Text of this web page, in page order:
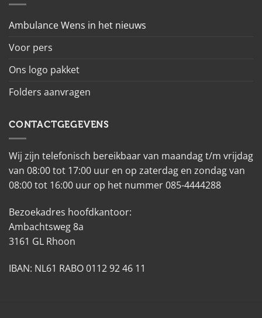
Ambulance Wens in het nieuws
Voor pers
Ons logo pakket
Folders aanvragen
CONTACTGEGEVENS
Wij zijn telefonisch bereikbaar van maandag t/m vrijdag
van 08:00 tot 17:00 uur en op zaterdag en zondag van
08:00 tot 16:00 uur op het nummer 085-4444288
Bezoekadres hoofdkantoor:
Ambachtsweg 8a
3161 GL Rhoon
IBAN: NL61 RABO 0112 92 46 11